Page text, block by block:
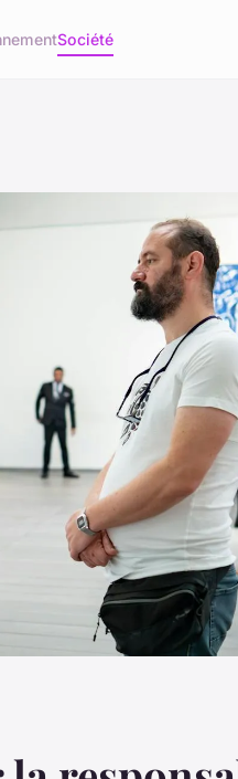
Société